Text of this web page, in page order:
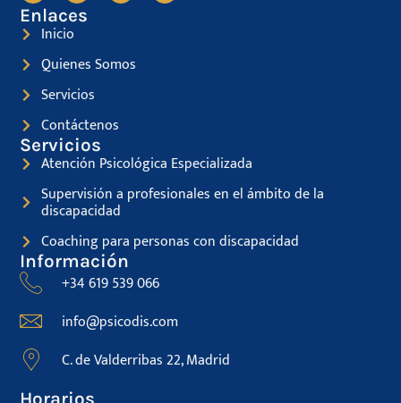
Enlaces
Inicio
Quienes Somos
Servicios
Contáctenos
Servicios
Atención Psicológica Especializada
Supervisión a profesionales en el ámbito de la
discapacidad
Coaching para personas con discapacidad
Información
+34 619 539 066
info@psicodis.com
C. de Valderribas 22, Madrid
Horarios